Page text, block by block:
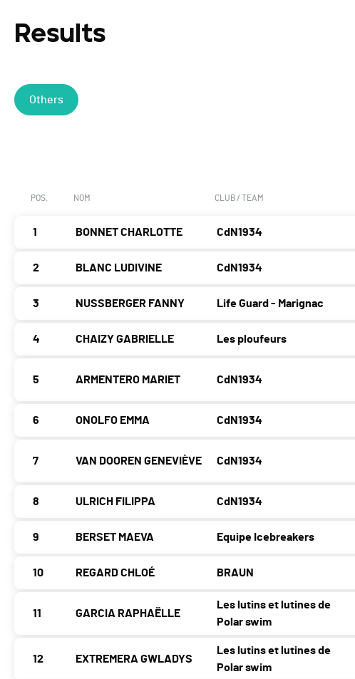
Results
Others
POS. NOM CLUB / TEAM
1 BONNET CHARLOTTE CdN1934
2 BLANC LUDIVINE CdN1934
3 NUSSBERGER FANNY Life Guard - Marignac
4 CHAIZY GABRIELLE Les ploufeurs
5 ARMENTERO MARIET CdN1934
6 ONOLFO EMMA CdN1934
7 VAN DOOREN GENEVIÈVE CdN1934
8 ULRICH FILIPPA CdN1934
9 BERSET MAEVA Equipe Icebreakers
10 REGARD CHLOÉ BRAUN
11 GARCIA RAPHAËLLE
Les lutins et lutines de
Polar swim
12 EXTREMERA GWLADYS
Les lutins et lutines de
Polar swim